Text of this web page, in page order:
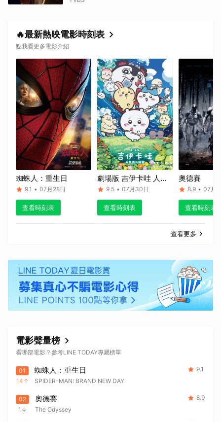
🔥最新熱映電影時刻表
點我看更多電影介紹
蜘蛛人：重生日
9.1 • 07月28日
查看時刻表
劇場版 吉伊卡哇 人魚
島的秘密
9.5 • 07月30日
查看時刻表
奧德賽
8.9 • 07月
查看時刻表
查看更多
電影聲量榜
看哪部電影？參考LINE TODAY專屬榜單
01
14
蜘蛛人：重生日
SPIDER-MAN: BRAND NEW DAY
9.1
02
1
奧德賽
The Odyssey
8.9
取消